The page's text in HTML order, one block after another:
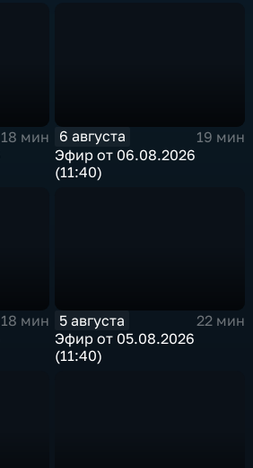
18 мин
6 августа
19 мин
Эфир от 06.08.2026
(11:40)
18 мин
5 августа
22 мин
Эфир от 05.08.2026
(11:40)